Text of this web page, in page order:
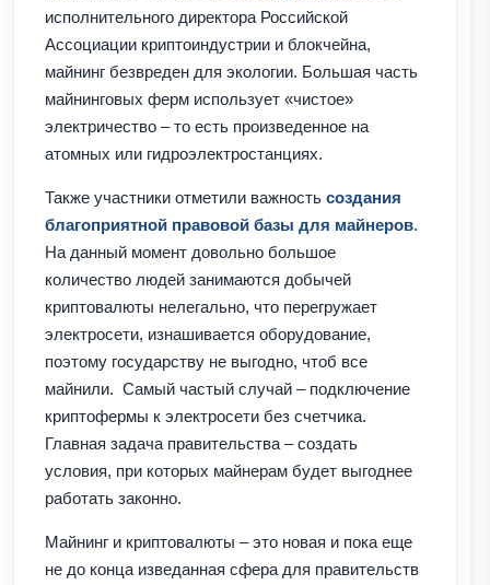
исполнительного директора Российской
Ассоциации криптоиндустрии и блокчейна,
майнинг безвреден для экологии. Большая часть
майнинговых ферм использует «чистое»
электричество – то есть произведенное на
атомных или гидроэлектростанциях.
Также участники отметили важность создания
благоприятной правовой базы для майнеров.
На данный момент довольно большое
количество людей занимаются добычей
криптовалюты нелегально, что перегружает
электросети, изнашивается оборудование,
поэтому государству не выгодно, чтоб все
майнили. Самый частый случай – подключение
криптофермы к электросети без счетчика.
Главная задача правительства – создать
условия, при которых майнерам будет выгоднее
работать законно.
Майнинг и криптовалюты – это новая и пока еще
не до конца изведанная сфера для правительств